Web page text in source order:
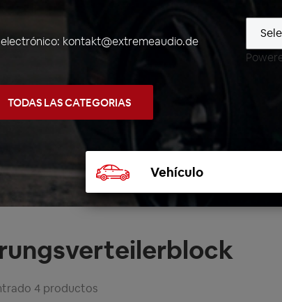
kontakt@extremeaudio.de
TODAS LAS CATEGORIAS
vehículo
4 productos